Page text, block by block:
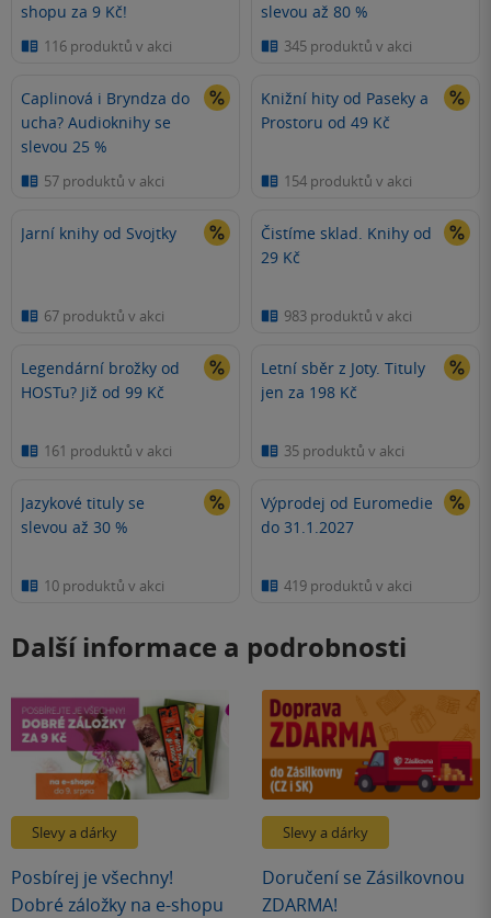
shopu za 9 Kč!
116 produktů v akci
slevou až 80 %
345 produktů v akci
Caplinová i Bryndza do
ucha? Audioknihy se
slevou 25 %
57 produktů v akci
Knižní hity od Paseky a
Prostoru od 49 Kč
154 produktů v akci
Jarní knihy od Svojtky
67 produktů v akci
Čistíme sklad. Knihy od
29 Kč
983 produktů v akci
Legendární brožky od
HOSTu? Již od 99 Kč
161 produktů v akci
Letní sběr z Joty. Tituly
jen za 198 Kč
35 produktů v akci
Jazykové tituly se
slevou až 30 %
10 produktů v akci
Výprodej od Euromedie
do 31.1.2027
419 produktů v akci
Další informace a podrobnosti
Slevy a dárky
Posbírej je všechny!
Dobré záložky na e-shopu
Slevy a dárky
Doručení se Zásilkovnou
ZDARMA!